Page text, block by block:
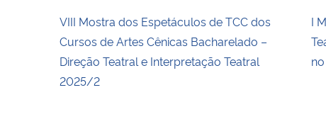
VIII Mostra dos Espetáculos de TCC dos
Cursos de Artes Cênicas Bacharelado –
Direção Teatral e Interpretação Teatral
2025/2
I